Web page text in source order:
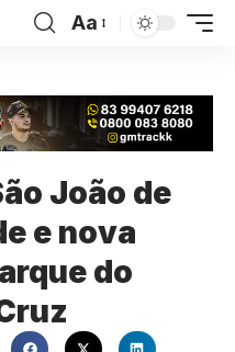
Aa
João de
e nova
do